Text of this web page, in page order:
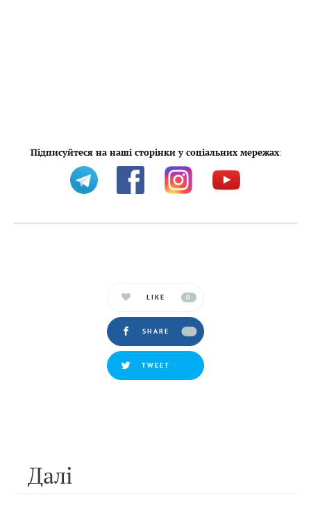
Підписуйтеся на наші сторінки у соціальних мережах:
LIKE 0
SHARE
TWEET
Далi